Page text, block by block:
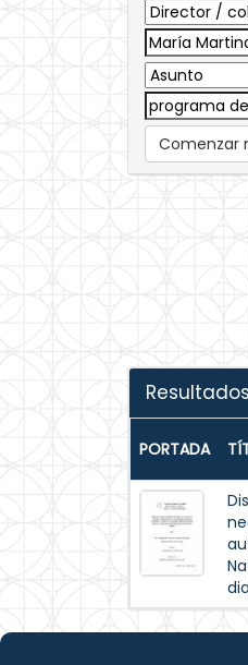
Comenzar
PORTADA